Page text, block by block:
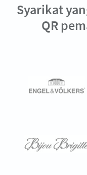
Syarikat
QR